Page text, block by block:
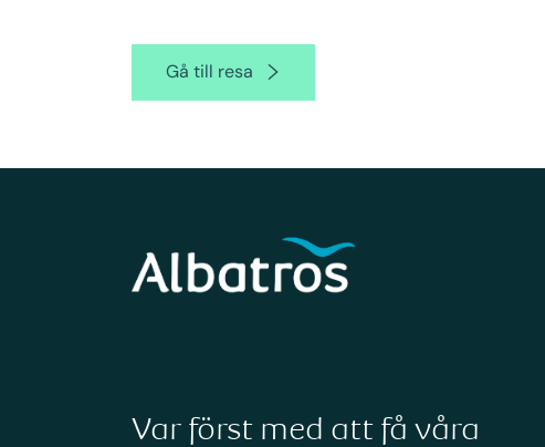
Gå till resa
Var först med att få våra